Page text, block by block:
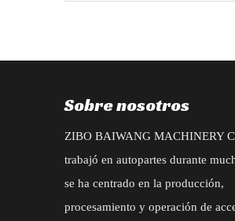
El 20 de agosto de 2025,
2025-07-04
Sobre nosotros
ZIBO BAIWANG MACHINERY
trabajó en autopartes durante
se ha centrado en la producción,
procesamiento y operación de